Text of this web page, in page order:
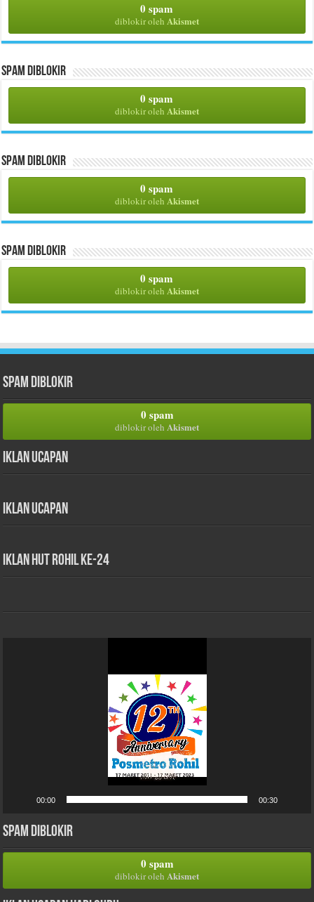
0 spam
diblokir oleh Akismet
Spam Diblokir
0 spam
diblokir oleh Akismet
Spam Diblokir
0 spam
diblokir oleh Akismet
Spam Diblokir
0 spam
diblokir oleh Akismet
Spam Diblokir
0 spam
diblokir oleh Akismet
Iklan Ucapan
Iklan Ucapan
iklan HUT Rohil Ke-24
00:00 00:30
Spam Diblokir
0 spam
diblokir oleh Akismet